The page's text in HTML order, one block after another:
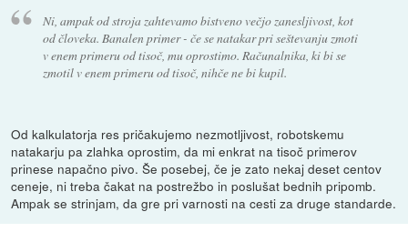
Ni, ampak od stroja zahtevamo bistveno večjo zanesljivost, kot
od človeka. Banalen primer - če se natakar pri seštevanju zmoti
v enem primeru od tisoč, mu oprostimo. Računalnika, ki bi se
zmotil v enem primeru od tisoč, nihče ne bi kupil.
Od kalkulatorja res pričakujemo nezmotljivost, robotskemu
natakarju pa zlahka oprostim, da mi enkrat na tisoč primerov
prinese napačno pivo. Še posebej, če je zato nekaj deset centov
ceneje, ni treba čakat na postrežbo in poslušat bednih pripomb.
Ampak se strinjam, da gre pri varnosti na cesti za druge standarde.